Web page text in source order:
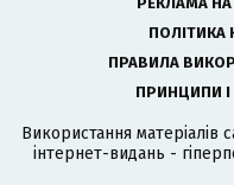
ПОЛІТИКА
ПРАВИЛА
ПРИНЦИПИ
Використання матеріалів
інтернет-видань -